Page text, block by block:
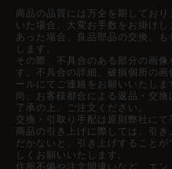
商品の品質には万全を期してお
いた場合、大変お手数をお掛け
あった場合、良品部品の交換、
します。
その際、不具合のある部分の画
す。不具合の詳細、破損個所の
ールにてご連絡をお願いいたしま
尚、お客様都合による返品・交
了承の上、ご注文ください。
交換・引取り手配は原則弊社にて
商品の引き上げに際しては、引
だかないと、引き上げすること
しくお願いいたします。
住所不備や注文間違いなど、エ